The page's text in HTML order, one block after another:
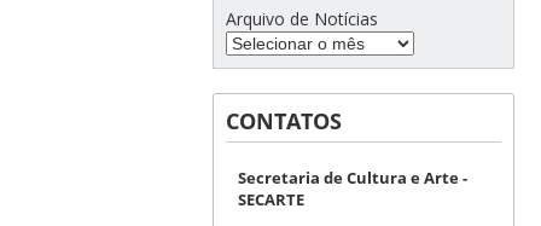
Arquivo de Notícias
CONTATOS
Secretaria de Cultura e Arte -
SECARTE